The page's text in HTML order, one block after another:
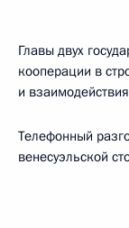
Главы двух
кооперации в
и
Телефонный
венесуэльской